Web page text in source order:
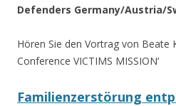
Defenders Germany/Austria/
Hören Sie den Vortrag von Beate
Conference VICTIMS MISSION‘
Familienzerstörung